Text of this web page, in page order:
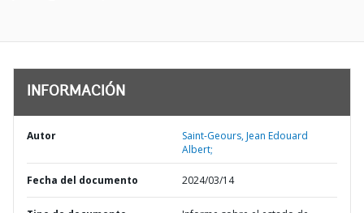
INFORMACIÓN
Autor
Saint-Geours, Jean Edouard
Albert;
Fecha del documento 2024/03/14